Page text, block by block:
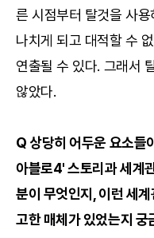
른 시점부터 탈것을 사
나치게 되고 대적할 수
연출될 수 있다. 그래서
않았다.
Q 상당히 어두운 요소들
아블로4' 스토리과 세계
분이 무엇인지, 이런 세
고한 매체가 있었는지 궁